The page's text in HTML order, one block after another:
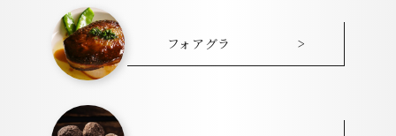
フォアグラ >